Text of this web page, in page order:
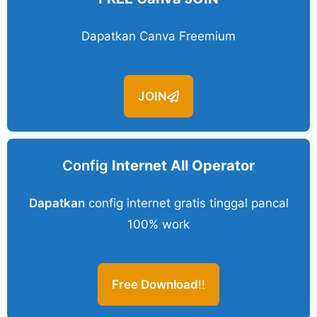
Dapatkan Canva Freemium
JOIN
Config Internet All Operator
Dapatkanconfig internet gratis tinggal pancal
100% work
Free Download!!